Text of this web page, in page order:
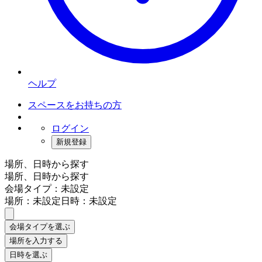
ヘルプ
スペースをお持ちの方
ログイン
新規登録
場所、日時から探す
場所、日時から探す
会場タイプ：未設定
場所：未設定日時：未設定
会場タイプを選ぶ
場所を入力する
日時を選ぶ